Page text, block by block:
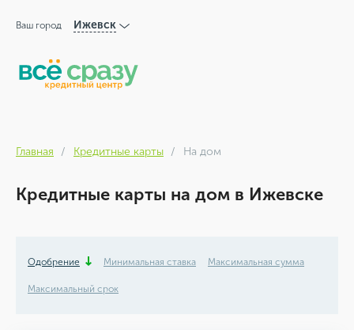
Ваш город Ижевск
Главная Кредитные карты На дом
Кредитные карты на дом в Ижевске
Одобрение Минимальная ставка Максимальная сумма
Максимальный срок